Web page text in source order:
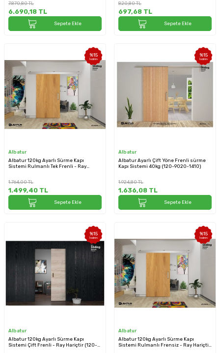
7.870,80TL
6.690,18 TL
Sepete Ekle
820,80TL
697,68 TL
Sepete Ekle
%15
İndirim
Albatur
Albatur 120kg Ayarlı Sürme Kapı
Sistemi Rulmanlı Tek Frenli - Ray
1.764,00TL
1.499,40 TL
Sepete Ekle
%15
İndirim
Albatur
Albatur Ayarlı Çift Yöne Frenli sürme
Kapı Sistemi 40kg (120-9020-1410)
1.924,80TL
1.636,08 TL
Sepete Ekle
%15
İndirim
Albatur
Albatur 120kg Ayarlı Sürme Kapı
Sistemi Çift Frenli - Ray Hariçtir (120-
%15
İndirim
Albatur
Albatur 120kg Ayarlı Sürme Kapı
Sistemi Rulmanlı Frensiz - Ray Hariçtir